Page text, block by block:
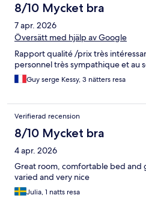
8/10 Mycket bra
7 apr. 2026
Översätt med hjälp av Google
Rapport qualité /prix très
personnel très sympathique et au
Guy serge Kessy, 3 nätters resa
Verifierad recension
8/10 Mycket bra
4 apr. 2026
Great room, comfortable bed and
varied and very nice
Julia, 1 natts resa